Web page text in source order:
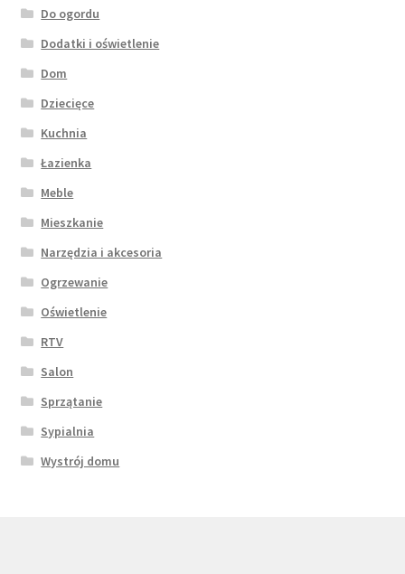
Do ogordu
Dodatki i oświetlenie
Dom
Dziecięce
Kuchnia
Łazienka
Meble
Mieszkanie
Narzędzia i akcesoria
Ogrzewanie
Oświetlenie
RTV
Salon
Sprzątanie
Sypialnia
Wystrój domu